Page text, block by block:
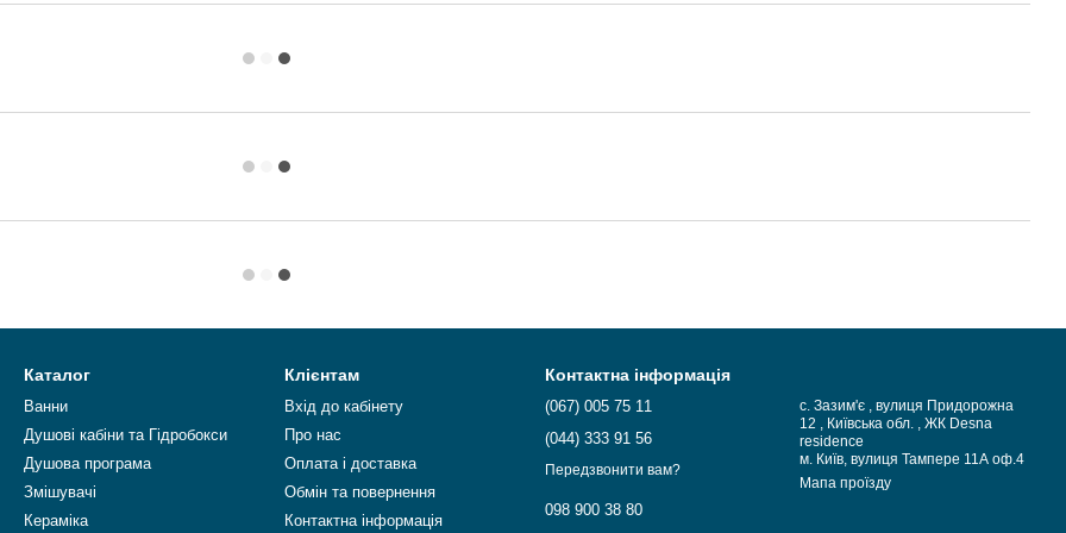
Каталог
Ванни
Душові кабіни та Гідробокси
Душова програма
Змішувачі
Кераміка
Клієнтам
Вхід до кабінету
Про нас
Оплата і доставка
Обмін та повернення
Контактна інформація
Контактна інформація
(067) 005 75 11
(044) 333 91 56
Передзвонити вам?
098 900 38 80
с. Зазим'є , вулиця Придорожна
12 , Київська обл. , ЖК Desna
residence
м. Київ, вулиця Тампере 11А оф.4
Мапа проїзду